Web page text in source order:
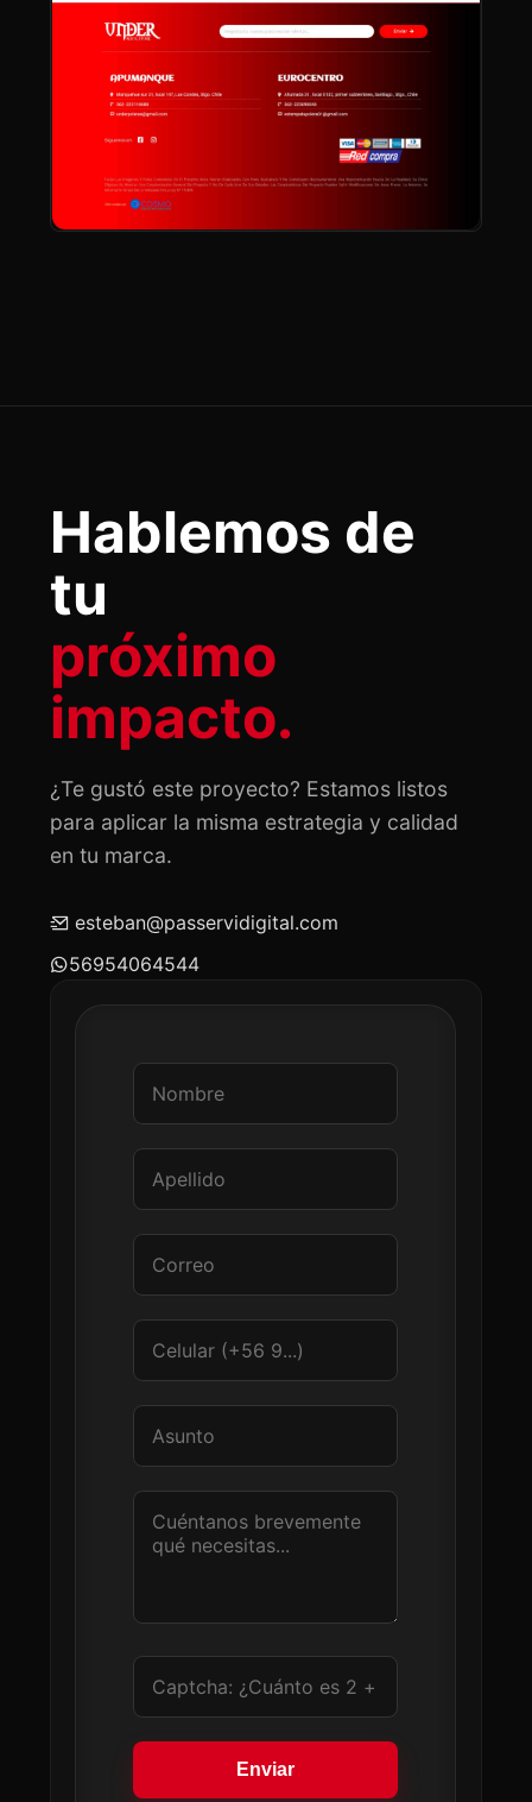
Hablemos de
tu
próximo
impacto.
¿Te gustó este proyecto? Estamos listos
para aplicar la misma estrategia y calidad
en tu marca.
esteban@passervidigital.com
56954064544
Enviar